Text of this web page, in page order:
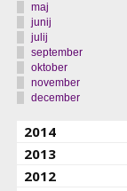
maj
junij
julij
september
oktober
november
december
2014
2013
2012